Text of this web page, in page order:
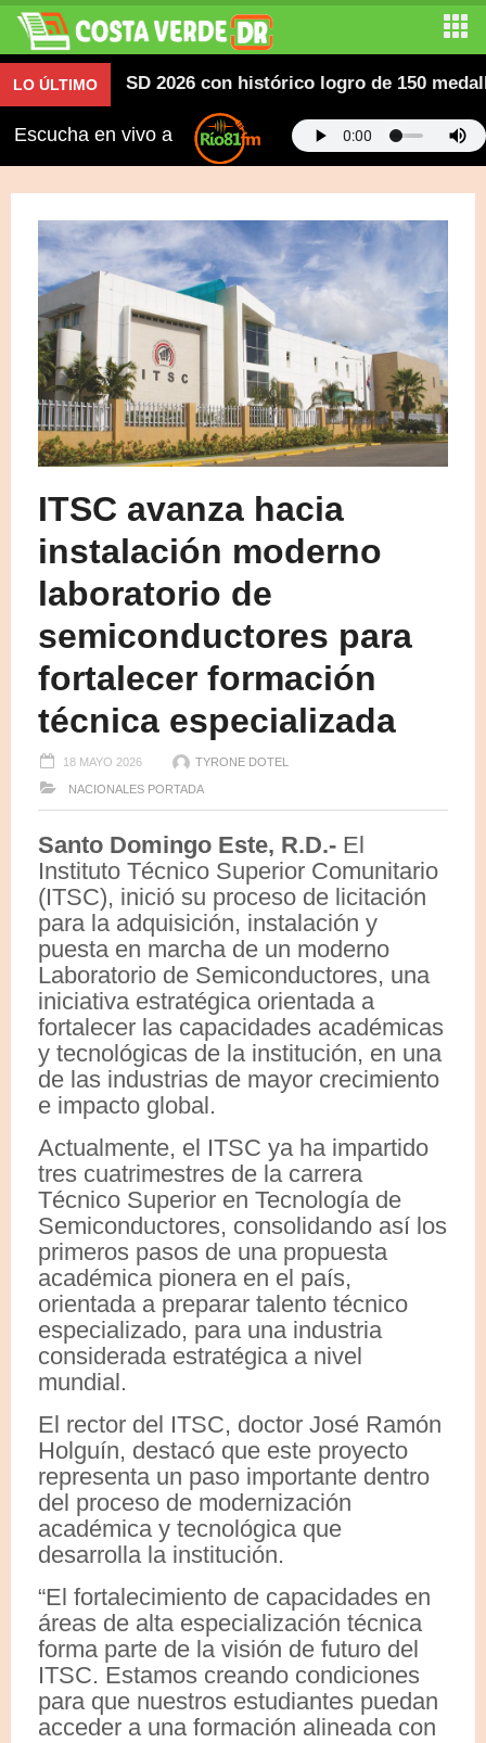
LO ÚLTIMOSD 2026 con histórico logro de 150
Escucha en vivo a
ITSC avanza hacia
instalación moderno
laboratorio de
semiconductores para
fortalecer formación
técnica especializada
18 MAYO 2026 TYRONE DOTEL
NACIONALES PORTADA
Santo Domingo Este, R.D.- El
Instituto Técnico Superior Comunitario
(ITSC), inició su proceso de licitación
para la adquisición, instalación y
puesta en marcha de un moderno
Laboratorio de Semiconductores, una
iniciativa estratégica orientada a
fortalecer las capacidades académicas
y tecnológicas de la institución, en una
de las industrias de mayor crecimiento
e impacto global.
Actualmente, el ITSC ya ha impartido
tres cuatrimestres de la carrera
Técnico Superior en Tecnología de
Semiconductores, consolidando así los
primeros pasos de una propuesta
académica pionera en el país,
orientada a preparar talento técnico
especializado, para una industria
considerada estratégica a nivel
mundial.
El rector del ITSC, doctor José Ramón
Holguín, destacó que este proyecto
representa un paso importante dentro
del proceso de modernización
académica y tecnológica que
desarrolla la institución.
“El fortalecimiento de capacidades en
áreas de alta especialización técnica
forma parte de la visión de futuro del
ITSC. Estamos creando condiciones
para que nuestros estudiantes puedan
acceder a una formación alineada con